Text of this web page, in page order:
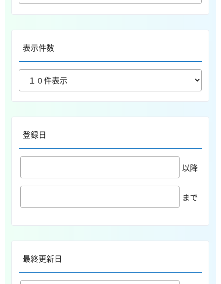
表示件数
登録日
以降
まで
最終更新日